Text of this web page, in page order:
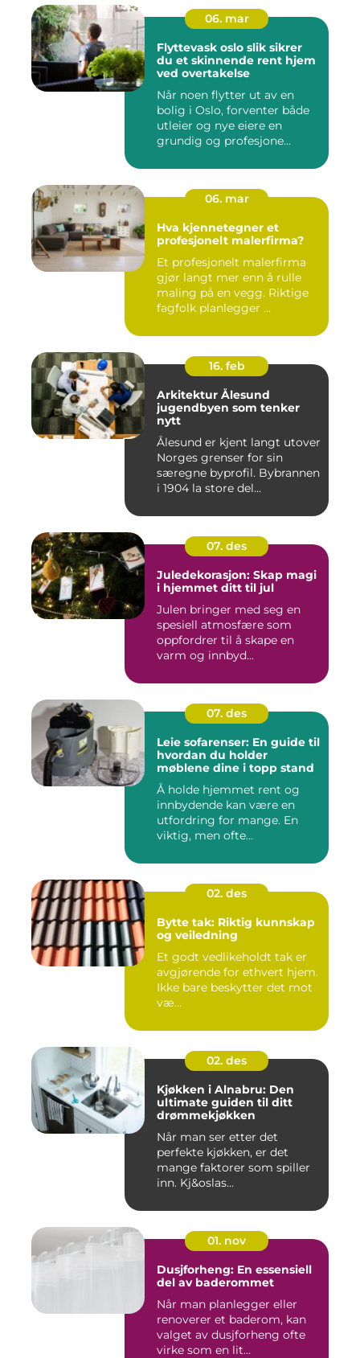
06. mar
Flyttevask oslo slik sikrer
du et skinnende rent hjem
ved overtakelse
Når noen flytter ut av en
bolig i Oslo, forventer både
utleier og nye eiere en
grundig og profesjone...
06. mar
Hva kjennetegner et
profesjonelt malerfirma?
Et profesjonelt malerfirma
gjør langt mer enn å rulle
maling på en vegg. Riktige
fagfolk planlegger ...
16. feb
Arkitektur Ålesund
jugendbyen som tenker
nytt
Ålesund er kjent langt utover
Norges grenser for sin
særegne byprofil. Bybrannen
i 1904 la store del...
07. des
Juledekorasjon: Skap magi
i hjemmet ditt til jul
Julen bringer med seg en
spesiell atmosfære som
oppfordrer til å skape en
varm og innbyd...
07. des
Leie sofarenser: En guide til
hvordan du holder
møblene dine i topp stand
Å holde hjemmet rent og
innbydende kan være en
utfordring for mange. En
viktig, men ofte...
02. des
Bytte tak: Riktig kunnskap
og veiledning
Et godt vedlikeholdt tak er
avgjørende for ethvert hjem.
Ikke bare beskytter det mot
væ...
02. des
Kjøkken i Alnabru: Den
ultimate guiden til ditt
drømmekjøkken
Når man ser etter det
perfekte kjøkken, er det
mange faktorer som spiller
inn. Kj&oslas...
01. nov
Dusjforheng: En essensiell
del av baderommet
Når man planlegger eller
renoverer et baderom, kan
valget av dusjforheng ofte
virke som en lit...